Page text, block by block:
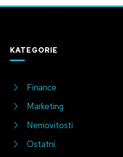
KATEGORIE
Finance
Marketing
Nemovitosti
Ostatní